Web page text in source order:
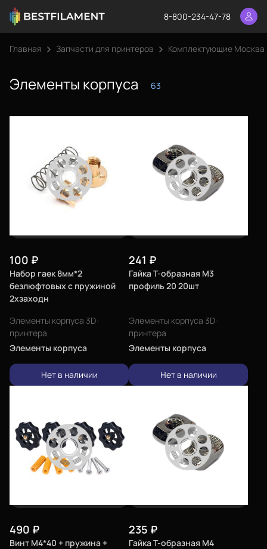
8-800-234-47-78
Главная Запчасти для принтеров Комплектующие Москва
Элементы корпуса 63
100 ₽
Набор гаек 8мм*2
безлюфтовых с пружиной
2хзаходн
Элементы корпуса 3D-
принтера
Элементы корпуса
Нет в наличии
241 ₽
Гайка Т-образная М3
профиль 20 20шт
Элементы корпуса 3D-
принтера
Элементы корпуса
Нет в наличии
490 ₽
Винт М4*40 + пружина +
235 ₽
Гайка Т-образная М4